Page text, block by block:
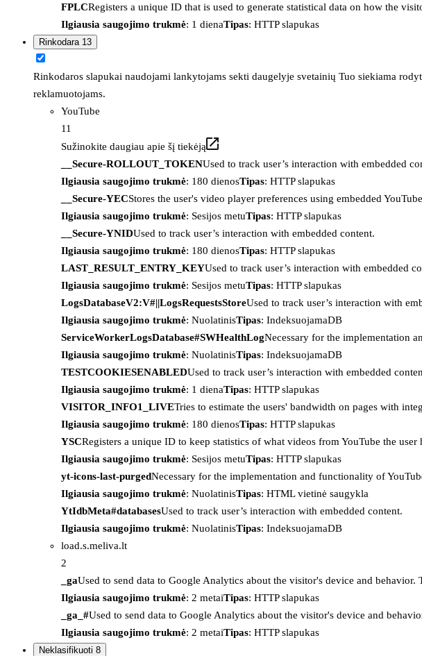
FPLCRegisters a unique ID that is used to generate statistical data on how the
Ilgiausia saugojimo trukmė: 1 dienaTipas: HTTP slapukas
Rinkodara 13
Rinkodaros slapukai naudojami lankytojams sekti daugelyje svetainių Tuo siekiama
reklamuotojams.
YouTube
11
Sužinokite daugiau apie šį tiekėją
__Secure-ROLLOUT_TOKENUsed to track user’s interaction with embedded
Ilgiausia saugojimo trukmė: 180 dienosTipas: HTTP slapukas
__Secure-YECStores the user's video player preferences using embedded
Ilgiausia saugojimo trukmė: Sesijos metuTipas: HTTP slapukas
__Secure-YNIDUsed to track user’s interaction with embedded content.
Ilgiausia saugojimo trukmė: 180 dienosTipas: HTTP slapukas
LAST_RESULT_ENTRY_KEYUsed to track user’s interaction with embedded
Ilgiausia saugojimo trukmė: Sesijos metuTipas: HTTP slapukas
LogsDatabaseV2:V#||LogsRequestsStoreUsed to track user’s interaction with
Ilgiausia saugojimo trukmė: NuolatinisTipas: IndeksuojamaDB
ServiceWorkerLogsDatabase#SWHealthLogNecessary for the implementation
Ilgiausia saugojimo trukmė: NuolatinisTipas: IndeksuojamaDB
TESTCOOKIESENABLEDUsed to track user’s interaction with embedded
Ilgiausia saugojimo trukmė: 1 dienaTipas: HTTP slapukas
VISITOR_INFO1_LIVETries to estimate the users' bandwidth on pages with
Ilgiausia saugojimo trukmė: 180 dienosTipas: HTTP slapukas
YSCRegisters a unique ID to keep statistics of what videos from YouTube the user
Ilgiausia saugojimo trukmė: Sesijos metuTipas: HTTP slapukas
yt-icons-last-purgedNecessary for the implementation and functionality of
Ilgiausia saugojimo trukmė: NuolatinisTipas: HTML vietinė saugykla
YtIdbMeta#databasesUsed to track user’s interaction with embedded content.
Ilgiausia saugojimo trukmė: NuolatinisTipas: IndeksuojamaDB
load.s.meliva.lt
2
_gaUsed to send data to Google Analytics about the visitor's device and behavior.
Ilgiausia saugojimo trukmė: 2 metaiTipas: HTTP slapukas
_ga_#Used to send data to Google Analytics about the visitor's device and
Ilgiausia saugojimo trukmė: 2 metaiTipas: HTTP slapukas
Neklasifikuoti 8